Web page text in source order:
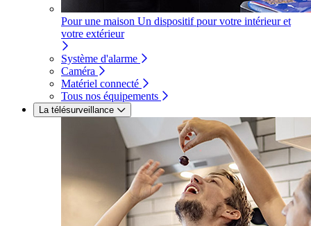
Pour une maison Un dispositif pour votre intérieur et
votre extérieur
Système d'alarme
Caméra
Matériel connecté
Tous nos équipements
La télésurveillance